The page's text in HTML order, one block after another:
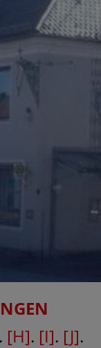
. [H]. [I]. [J].